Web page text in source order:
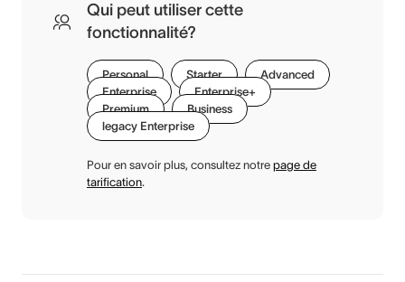
Qui peut utiliser cette
fonctionnalité?
Personal Starter
Advanced
Enterprise
Enterprise+
Premium
Business
legacy Enterprise
Pour en savoir plus, consultez notre page de
tarification.